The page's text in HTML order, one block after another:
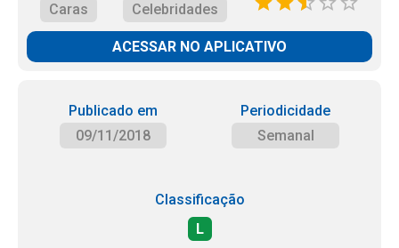
Caras
Celebridades
ACESSAR NO APLICATIVO
Publicado em
09/11/2018
Periodicidade
Semanal
Classificação
L